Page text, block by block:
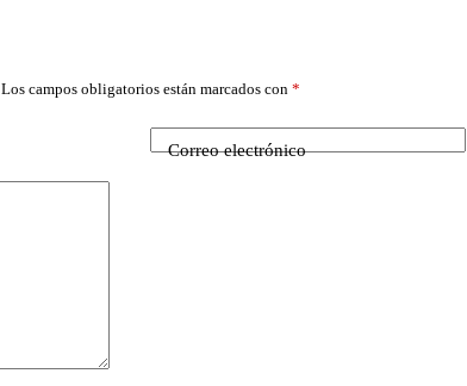
Los campos obligatorios están marcados con *
Correo electrónico